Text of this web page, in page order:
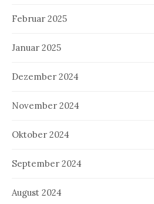
Februar 2025
Januar 2025
Dezember 2024
November 2024
Oktober 2024
September 2024
August 2024